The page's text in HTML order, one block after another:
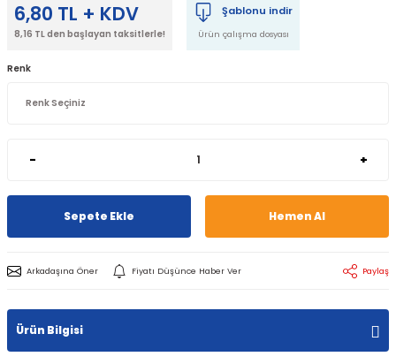
6,80 TL + KDV
8,16 TL den başlayan taksitlerle!
Şablonu indir
Ürün çalışma dosyası
Renk
- +
Sepete Ekle Hemen Al
Arkadaşına Öner Fiyatı Düşünce Haber Ver Paylaş
Ürün Bilgisi